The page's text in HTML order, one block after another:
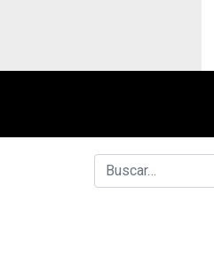
Buscar